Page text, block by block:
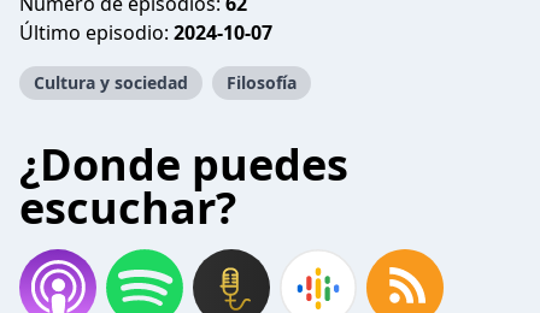
Último episodio: 2024-10-07
Cultura y sociedad Filosofía
¿Donde puedes
escuchar?